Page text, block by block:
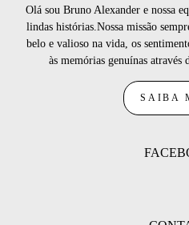
Olá sou Bruno Alexander e nossa
lindas histórias.Nossa missão
belo e valioso na vida, os
às memórias genuínas através
SAIBA